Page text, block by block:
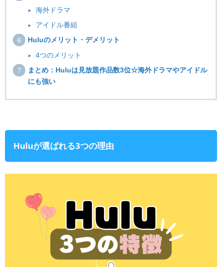
海外ドラマ
アイドル番組
Huluのメリット・デメリット
4つのメリット
まとめ：Huluは見放題作品数3位☆海外ドラマやアイドル
にも強い
Huluが選ばれる3つの理由